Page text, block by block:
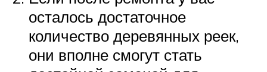
осталось достаточное
количество деревянных реек,
они вполне смогут стать